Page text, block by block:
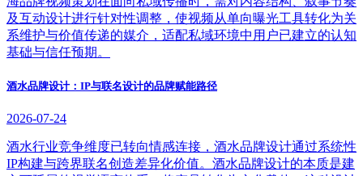
及互动设计进行针对性调整，使视频从单向曝光工具转化为关
系维护与价值传递的媒介，适配私域环境中用户已建立的认知
基础与信任预期。
酒水品牌设计：IP与联名设计的品牌赋能路径
2026-07-24
酒水行业竞争维度已转向情感连接，酒水品牌设计通过系统性
IP构建与跨界联名创造差异化价值。酒水品牌设计的本质是建